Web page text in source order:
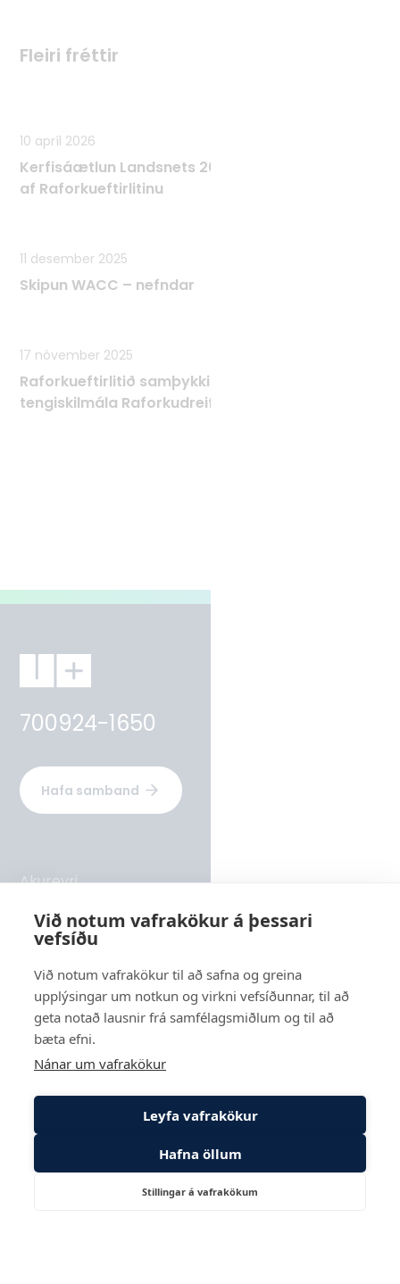
Við notum vafrakökur á þessari
vefsíðu
Við notum vafrakökur til að safna og greina
upplýsingar um notkun og virkni vefsíðunnar, til að
geta notað lausnir frá samfélagsmiðlum og til að
bæta efni.
Nánar um vafrakökur
Leyfa vafrakökur
Hafna öllum
Stillingar á vafrakökum
Fleiri fréttir
10 apríl 2026
Kerfisáætlun Landsnets 2025 - 2034 samþykkt
af Raforkueftirlitinu
11 desember 2025
Skipun WACC – nefndar
17 nóvember 2025
Raforkueftirlitið samþykkir Tæknilega
tengiskilmála Raforkudreifingar TTR
700924-1650
Hafa samband
Akureyri
Rangárvellir 2 - hús 8, 603 Akureyri
Sími
569 6000
Reykjavík
Suðurlandsbraut 24, 108 Reykjavík